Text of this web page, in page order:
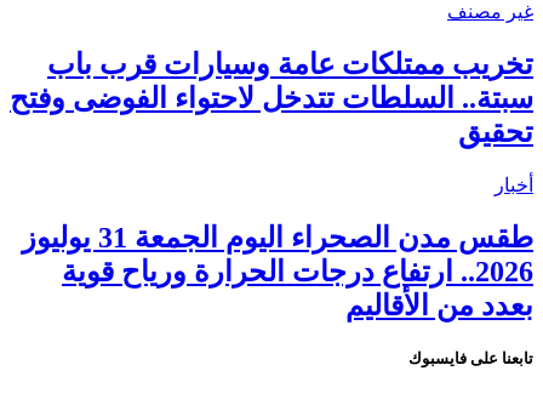
غير مصنف
تخريب ممتلكات عامة وسيارات قرب باب
سبتة.. السلطات تتدخل لاحتواء الفوضى وفتح
تحقيق
أخبار
طقس مدن الصحراء اليوم الجمعة 31 يوليوز
2026.. ارتفاع درجات الحرارة ورياح قوية
بعدد من الأقاليم
تابعنا على فايسبوك